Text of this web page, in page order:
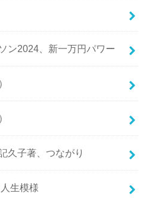
ン2024、新一万円パワー
久子著、つながり
生模様